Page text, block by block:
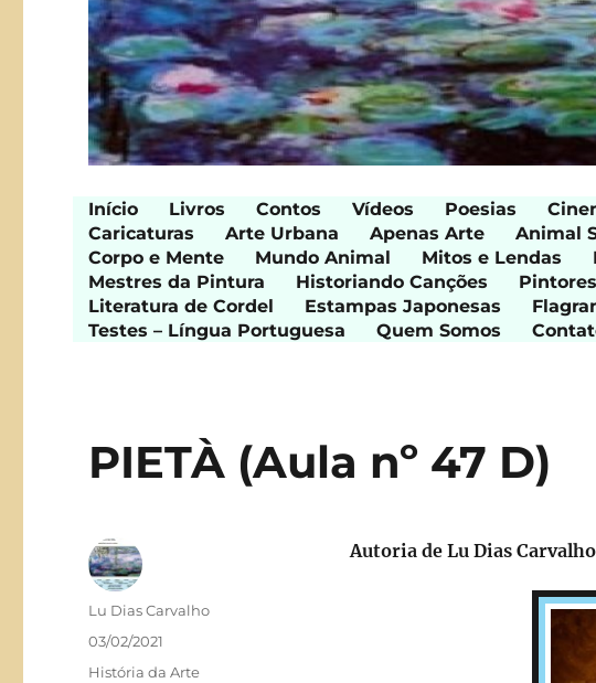
Início Livros Contos Vídeos Poesias
Caricaturas
Arte Urbana Apenas Arte Animal
Corpo e Mente
Mundo Animal Mitos e Lendas
Mestres da Pintura
Historiando Canções
Literatura de Cordel
Estampas Japonesas
Testes – Língua Portuguesa
Quem Somos
PIETÀ (Aula nº 47 D)
Autoria de Lu Dias Carvalho
Autor
Lu Dias Carvalho
Publicado
em
03/02/2021
Categorias
História da Arte